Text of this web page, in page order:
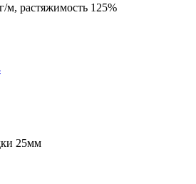
м, растяжимость 125%
25мм